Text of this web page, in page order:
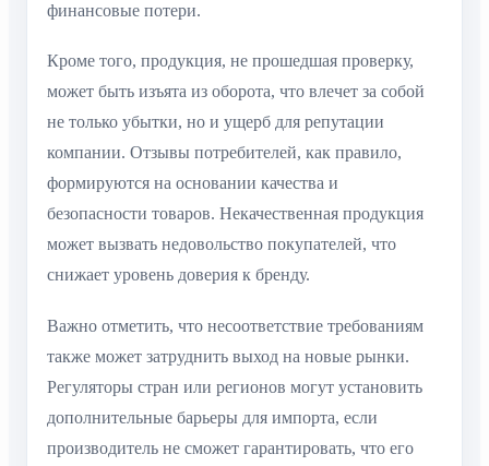
финансовые потери.
Кроме того, продукция, не прошедшая проверку,
может быть изъята из оборота, что влечет за собой
не только убытки, но и ущерб для репутации
компании. Отзывы потребителей, как правило,
формируются на основании качества и
безопасности товаров. Некачественная продукция
может вызвать недовольство покупателей, что
снижает уровень доверия к бренду.
Важно отметить, что несоответствие требованиям
также может затруднить выход на новые рынки.
Регуляторы стран или регионов могут установить
дополнительные барьеры для импорта, если
производитель не сможет гарантировать, что его